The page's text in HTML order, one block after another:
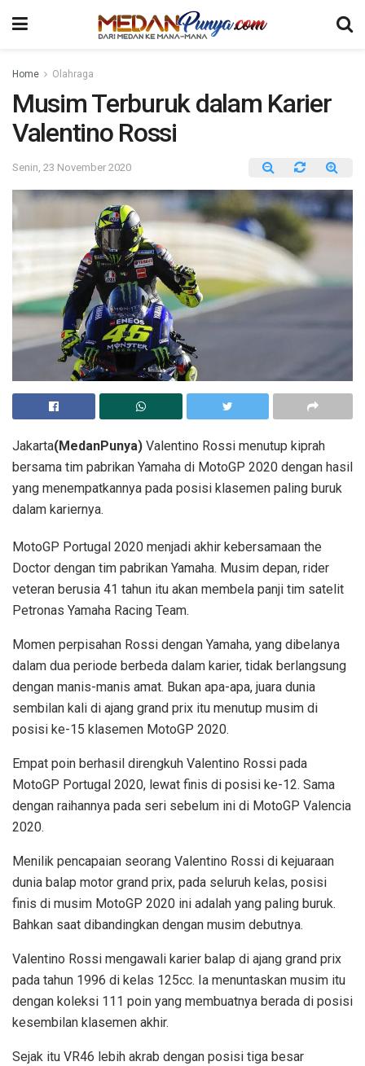
Home Olahraga
Musim Terburuk dalam Karier
Valentino Rossi
Senin, 23 November 2020
Jakarta(MedanPunya) Valentino Rossi menutup kiprah
bersama tim pabrikan Yamaha di MotoGP 2020 dengan hasil
yang menempatkannya pada posisi klasemen paling buruk
dalam kariernya.
MotoGP Portugal 2020 menjadi akhir kebersamaan the
Doctor dengan tim pabrikan Yamaha. Musim depan, rider
veteran berusia 41 tahun itu akan membela panji tim satelit
Petronas Yamaha Racing Team.
Momen perpisahan Rossi dengan Yamaha, yang dibelanya
dalam dua periode berbeda dalam karier, tidak berlangsung
dengan manis-manis amat. Bukan apa-apa, juara dunia
sembilan kali di ajang grand prix itu menutup musim di
posisi ke-15 klasemen MotoGP 2020.
Empat poin berhasil direngkuh Valentino Rossi pada
MotoGP Portugal 2020, lewat finis di posisi ke-12. Sama
dengan raihannya pada seri sebelum ini di MotoGP Valencia
2020.
Menilik pencapaian seorang Valentino Rossi di kejuaraan
dunia balap motor grand prix, pada seluruh kelas, posisi
finis di musim MotoGP 2020 ini adalah yang paling buruk.
Bahkan saat dibandingkan dengan musim debutnya.
Valentino Rossi mengawali karier balap di ajang grand prix
pada tahun 1996 di kelas 125cc. Ia menuntaskan musim itu
dengan koleksi 111 poin yang membuatnya berada di posisi
kesembilan klasemen akhir.
Sejak itu VR46 lebih akrab dengan posisi tiga besar